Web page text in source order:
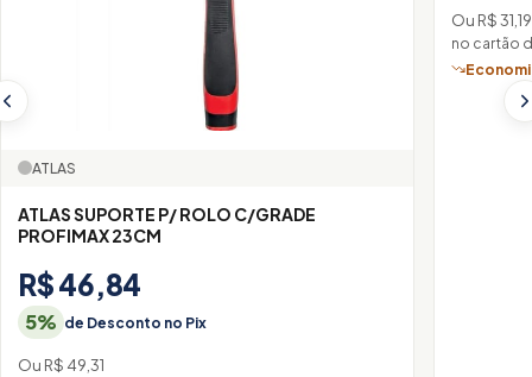
ATLAS
ATLAS SUPORTE P/ ROLO C/GRADE
PROFIMAX 23CM
R$ 46,84
5% de Desconto no Pix
Ou R$ 49,31
Ou R$ 31,19
no cartão